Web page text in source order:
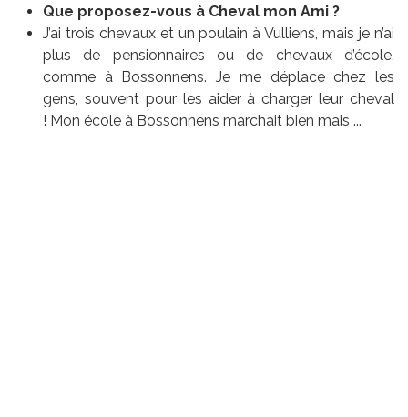
Que proposez-vous à Cheval mon Ami ?
J’ai trois chevaux et un poulain à Vulliens, mais je n’ai
plus de pensionnaires ou de chevaux d’école,
comme à Bossonnens. Je me déplace chez les
gens, souvent pour les aider à charger leur cheval
! Mon école à Bossonnens marchait bien mais ...